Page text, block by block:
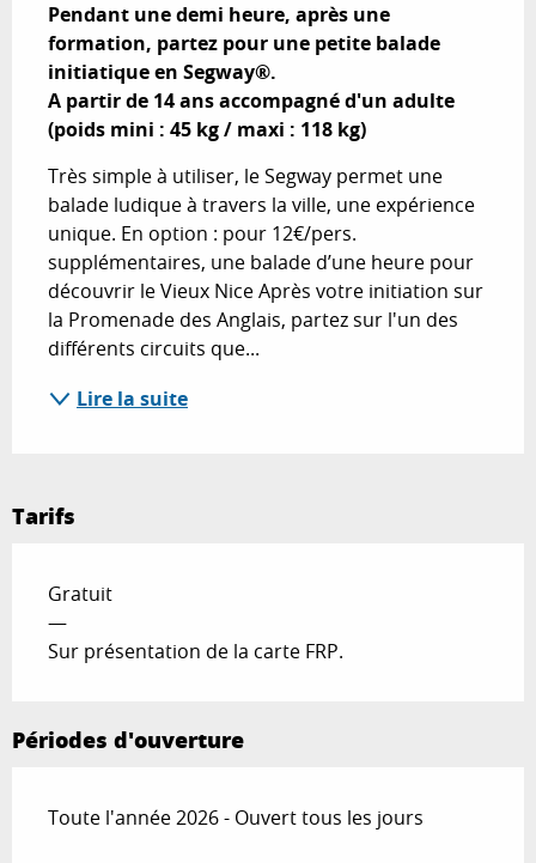
Pendant une demi heure, après une
formation, partez pour une petite balade
initiatique en Segway®.
A partir de 14 ans accompagné d'un adulte
(poids mini : 45 kg / maxi : 118 kg)
Très simple à utiliser, le Segway permet une
balade ludique à travers la ville, une expérience
unique. En option : pour 12€/pers.
supplémentaires, une balade d’une heure pour
découvrir le Vieux Nice Après votre initiation sur
la Promenade des Anglais, partez sur l'un des
différents circuits que...
Lire la suite
Tarifs
Gratuit
—
Sur présentation de la carte FRP.
Périodes d'ouverture
Toute l'année 2026 - Ouvert tous les jours